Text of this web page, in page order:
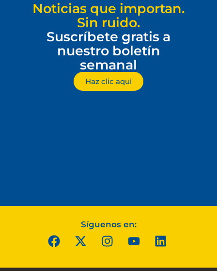
Noticias que importan.
Sin ruido.
Suscríbete gratis a
nuestro boletín
semanal
Haz clic aquí
Síguenos en: